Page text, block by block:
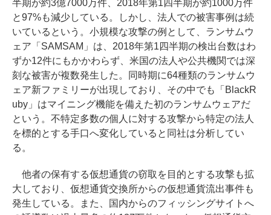
半期が約3億7000万件、2018年第1四半期が約1000万件
と97%も減少している。しかし、法人での被害事例は続
いているという。小規模な攻撃の例として、ランサムウ
ェア「SAMSAM」は、2018年第1四半期の検出台数はわ
ずか12件にもかかわらず、米国の法人や公共機関では深
刻な被害が複数発生した。同時期に64種類のランサムウ
ェア新ファミリーが出現しており、その中でも「BlackR
uby」はマイニング機能を備えた初のランサムウェアだ
という。不特定多数の個人に対する攻撃から特定の法人
を標的とする手口へ変化していると同社は分析してい
る。
他者の保有する仮想通貨の窃取を目的とする攻撃も拡
大しており、仮想通貨交換所からの仮想通貨流出事件も
発生している。また、国内からのフィッシングサイトへ